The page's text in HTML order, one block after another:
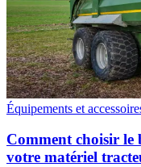
Équipements et
Comment choisir le
votre matériel